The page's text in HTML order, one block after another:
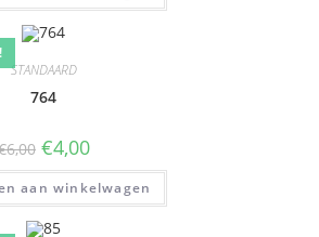
STANDAARD
764
6,00 €4,00
aan winkelwagen